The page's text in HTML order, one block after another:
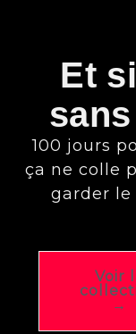
Et
100 jours
ça ne colle
garder le
Voir
→